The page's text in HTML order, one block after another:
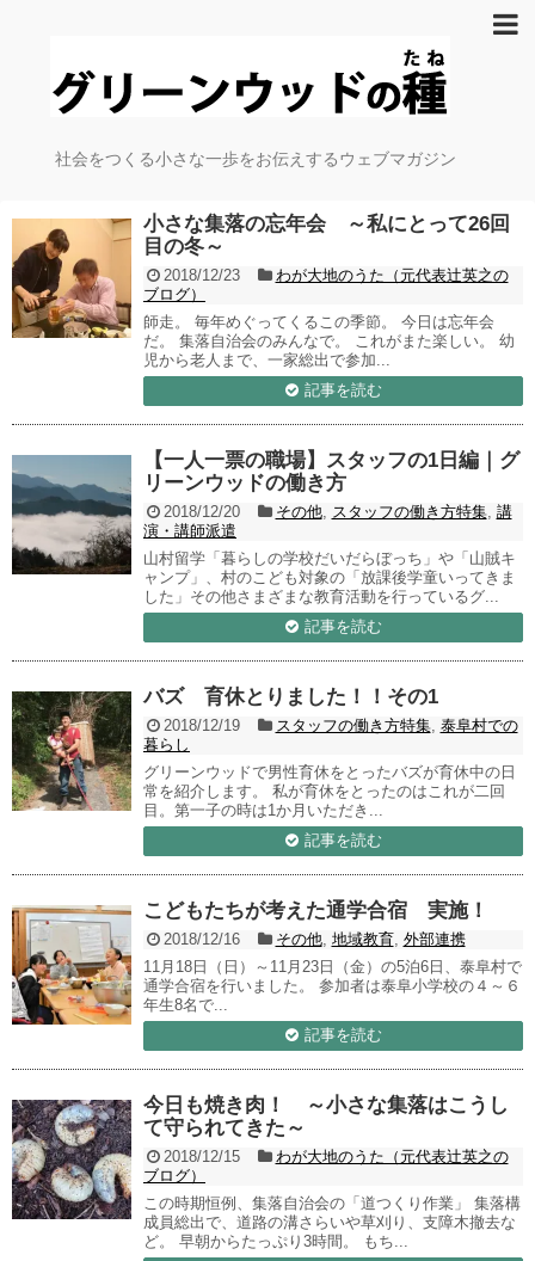
社会をつくる小さな一歩をお伝えするウェブマガジン
小さな集落の忘年会 ～私にとって26回
目の冬～
2018/12/23
わが大地のうた（元代表辻英之の
ブログ）
師走。 毎年めぐってくるこの季節。 今日は忘年会
だ。 集落自治会のみんなで。 これがまた楽しい。 幼
児から老人まで、一家総出で参加...
記事を読む
【一人一票の職場】スタッフの1日編｜グ
リーンウッドの働き方
2018/12/20 その他, スタッフの働き方特集, 講
演・講師派遣
山村留学「暮らしの学校だいだらぼっち」や「山賊キ
ャンプ」、村のこども対象の「放課後学童いってきま
した」その他さまざまな教育活動を行っているグ...
記事を読む
バズ 育休とりました！！その1
2018/12/19 スタッフの働き方特集, 泰阜村での
暮らし
グリーンウッドで男性育休をとったバズが育休中の日
常を紹介します。 私が育休をとったのはこれが二回
目。第一子の時は1か月いただき...
記事を読む
こどもたちが考えた通学合宿 実施！
2018/12/16 その他, 地域教育, 外部連携
11月18日（日）～11月23日（金）の5泊6日、泰阜村で
通学合宿を行いました。 参加者は泰阜小学校の４～６
年生8名で...
記事を読む
今日も焼き肉！ ～小さな集落はこうし
て守られてきた～
2018/12/15
わが大地のうた（元代表辻英之の
ブログ）
この時期恒例、集落自治会の「道つくり作業」 集落構
成員総出で、道路の溝さらいや草刈り、支障木撤去な
ど。 早朝からたっぷり3時間。 もち...